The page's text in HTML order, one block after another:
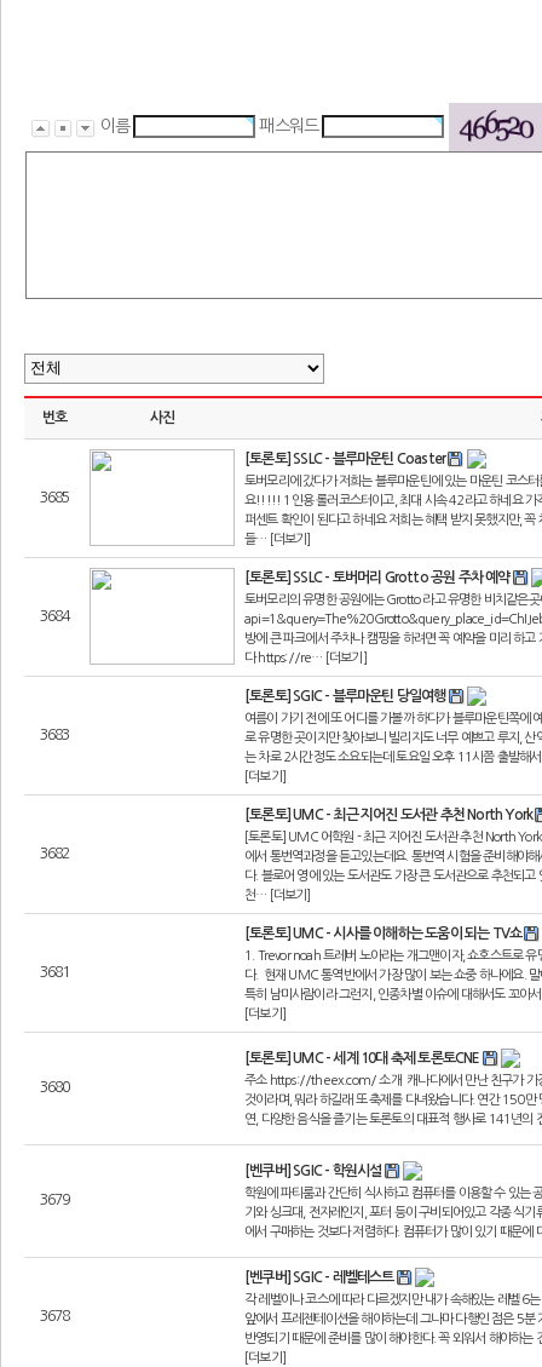
이름 패스워드
번호 사진
3685
[토론토] SSLC - 블루마운틴 Coaster
토버모리에 갔다가 저희는 블루마운틴에 있는 마운틴 코스
요!!!!! 1인용 롤러코스터이고, 최대 시속 42라고 하네요 가
퍼센트 확인이 된다고 하네요 저희는 혜택 받지 못했지만,
들… [더보기]
3684
[토론토] SSLC - 토버머리 Grotto 공원 주차 예약
토버모리의 유명한 공원에는 Grotto 라고 유명한 비치같
방에 큰 파크에서 주차나 캠핑을 하려면 꼭 예약을 미리 하
다 https://re… [더보기]
3683
[토론토] SGIC - 블루마운틴 당일여행
여름이 가기 전에 또 어디를 가볼까 하다가 블루마운틴쪽에
로 유명한 곳이지만 찾아보니 빌리지도 너무 예쁘고 루지,
는 차로 2시간정도 소요되는데 토요일 오후 11시쯤 출발해
[더보기]
3682
[토론토] UMC - 최근 지어진 도서관 추천 North York
[토론토] UMC 어학원 - 최근 지어진 도서관 추천 North
에서 통번역과정을 듣고있는데요. 통번역 시험을 준비해야
다. 블로어 영에 있는 도서관도 가장 큰 도서관으로 추천되
천… [더보기]
3681
[토론토] UMC - 시사를 이해하는 도움이 되는 TV쇼
1. Trevor noah 트레버 노아라는 개그맨이자, 쇼호스트로
다. 현재 UMC 통역반에서 가장 많이 보는 쇼중 하나에요.
특히 남미사람이라 그런지, 인종차별 이슈에 대해서도 꼬아
[더보기]
3680
[토론토] UMC - 세계 10대 축제 토론토CNE
주소 https://theex.com/ 소개 캐나다에서 만난 친구가 가
것이라며, 뭐라 하길래 또 축제를 다녀왔습니다. 연간 150
연, 다양한 음식을 즐기는 토론토의 대표적 행사로 141년
3679
[벤쿠버] SGIC - 학원시설
학원에 파티룸과 간단히 식사하고 컴퓨터를 이용할 수 있는
기와 싱크대, 전자레인지, 포터 등이 구비되어있고 각종 식
에서 구매하는 것보다 저렴하다. 컴퓨터가 많이 있기 때문
3678
[벤쿠버] SGIC - 레벨테스트
각 레벨이나 코스에 따라 다르겠지만 내가 속해있는 레벨 6
앞에서 프레젠테이션을 해야하는데 그나마 다행인 점은 5
반영되기 때문에 준비를 많이 해야한다. 꼭 외워서 해야하
[더보기]